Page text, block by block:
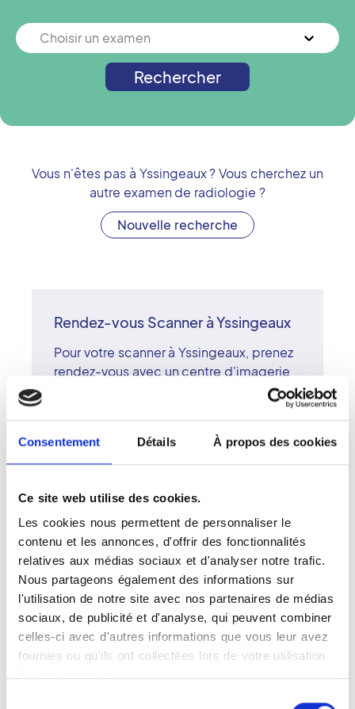
Consentement Détails À propos des cookies
Ce site web utilise des cookies.
Les cookies nous permettent de personnaliser le
contenu et les annonces, d'offrir des fonctionnalités
relatives aux médias sociaux et d'analyser notre trafic.
Nous partageons également des informations sur
l'utilisation de notre site avec nos partenaires de médias
sociaux, de publicité et d'analyse, qui peuvent combiner
celles-ci avec d'autres informations que vous leur avez
fournies ou qu'ils ont collectées lors de votre utilisation
Choisir un examen
Rechercher
Vous n'êtes pas à Yssingeaux? Vous cherchez un
autre examen de radiologie ?
Nouvelle recherche
Rendez-vous Scanner à Yssingeaux
Pour votre scanner à Yssingeaux, prenez
rendez-vous avec un centre d'imagerie
membre du réseau Vidi. Les radiologues
sur un scanner multi-coupes performant.
Le réseau Vidi, fondé en 2017, défend
centrée sur le patient. À Yssingeaux, le
centre met la technologie au service de
l'humain, garantissant confort, écoute et
qualité du diagnostic.
Votre examen tomodensitométrique